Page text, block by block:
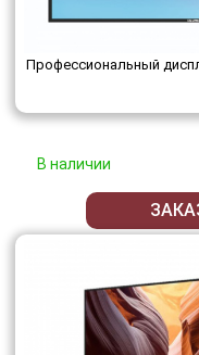
Профессиональный
В наличии